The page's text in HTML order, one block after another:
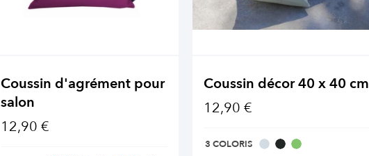
Coussin d'agrément pour
salon
12,90 €
Coussin décor 40 x 40 cm
12,90 €
3 COLORIS